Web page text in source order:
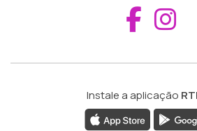
Instale a aplicação